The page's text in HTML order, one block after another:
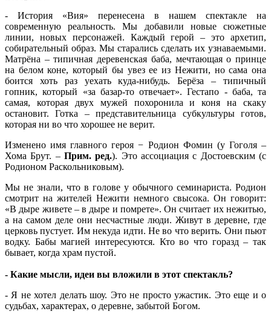
- История «Вия» перенесена в нашем спектакле на
современную реальность. Мы добавили новые сюжетные
линии, новых персонажей. Каждый герой – это архетип,
собирательный образ. Мы старались сделать их узнаваемыми.
Матрёна – типичная деревенская баба, мечтающая о принце
на белом коне, который бы увез ее из Нежити, но сама она
боится хоть раз уехать куда-нибудь. Берёза – типичный
гопник, который «за базар-то отвечает». Гестапо - баба, та
самая, которая двух мужей похоронила и коня на скаку
остановит. Готка – представительница субкультуры готов,
которая ни во что хорошее не верит.
Изменено имя главного героя − Родион Фомин (у Гоголя –
Хома Брут. – Прим. ред.). Это ассоциация с Достоевским (с
Родионом Раскольниковым).
Мы не знали, что в голове у обычного семинариста. Родион
смотрит на жителей Нежити немного свысока. Он говорит:
«В дыре живете – в дыре и помрете». Он считает их нежитью,
а на самом деле они несчастные люди. Живут в деревне, где
церковь пустует. Им некуда идти. Не во что верить. Они пьют
водку. Бабы магией интересуются. Кто во что горазд – так
бывает, когда храм пустой.
- Какие мысли, идеи вы вложили в этот спектакль?
- Я не хотел делать шоу. Это не просто ужастик. Это еще и о
судьбах, характерах, о деревне, забытой Богом.